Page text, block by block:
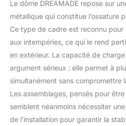
métal
durée
après
jusqu'à
Le dôme DREAMADE repose sur
métallique qui constitue l’ossature
Ce type de cadre est reconnu
aux intempéries, ce qui le rend
en extérieur. La capacité de
argument sérieux : elle permet à
simultanément sans compromettre
Les assemblages, pensés pour
semblent néanmoins nécessiter
de l’installation pour garantir la